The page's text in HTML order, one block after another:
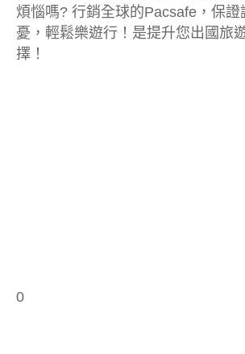
煩惱嗎? 行銷全球的Pacsafe，保證
憂，輕鬆樂遊行！是提升您出國旅
擇！
0